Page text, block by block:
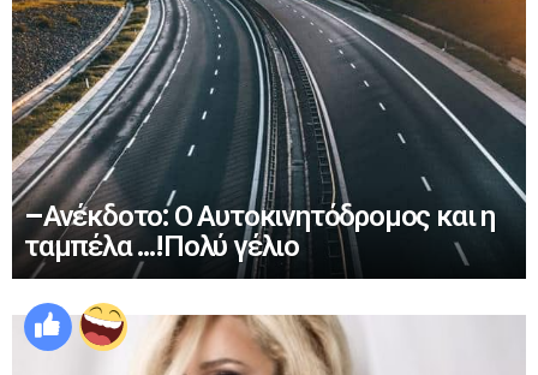
–Ανέκδοτο: Ο Αυτοκινητόδρομος και η
ταμπέλα …!Πολύ γέλιο